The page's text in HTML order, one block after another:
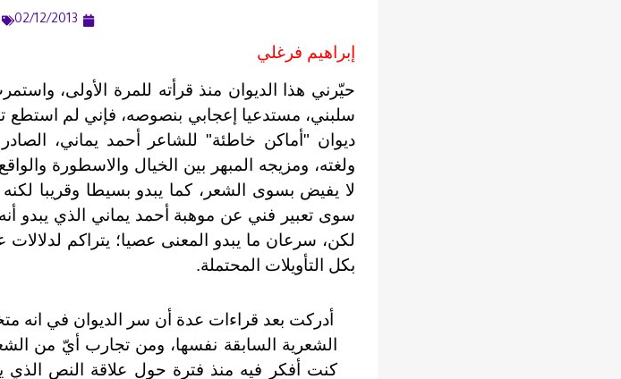
02/12/2013
إبراهيم فرغلي
حيّرني هذا الديوان منذ قرأته للمرة الأولى،
سلبني، مستدعيا إعجابي بنصوصه، فإني لم استطع
ديوان "أماكن خاطئة" للشاعر أحمد يماني،
ولغته، ومزيجه المبهر بين الخيال والاسطورة
لا يفيض بسوى الشعر، كما يبدو بسيطا وقريبا
سوى تعبير فني عن موهبة أحمد يماني الذي يبدو
لكن، سرعان ما يبدو المعنى عصيا؛ يتراكم
بكل التأويلات المحتملة.
أدركت بعد قراءات عدة أن سر الديوان في انه
الشعرية السابقة نفسها، ومن تجارب أيّ من
كنت أفكر فيه منذ فترة حول علاقة النص الذي